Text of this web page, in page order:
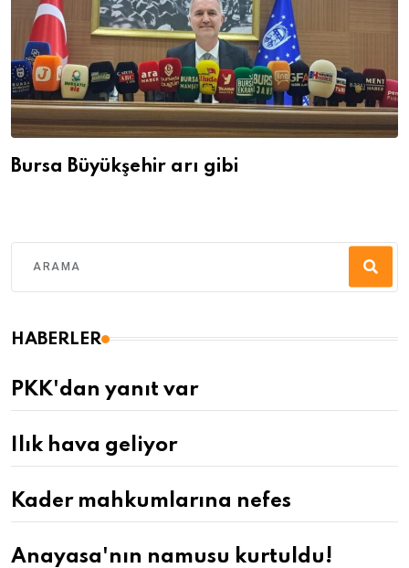
Bursa Büyükşehir arı gibi
HABERLER
PKK'dan yanıt var
Ilık hava geliyor
Kader mahkumlarına nefes
Anayasa'nın namusu kurtuldu!